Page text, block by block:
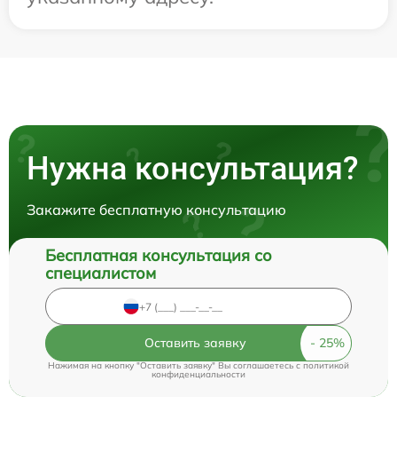
Нужна консультация?
Закажите бесплатную консультацию
Бесплатная консультация со
специалистом
Оставить заявку
Нажимая на кнопку "Оставить заявку" Вы соглашаетесь cполитикой
конфиденциальности